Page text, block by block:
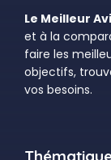
Le Meilleur
et à la
faire les
objectifs,
vos besoins.